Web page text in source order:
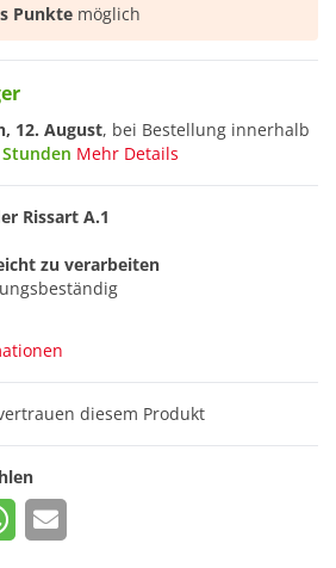
Punkte möglich
12. August, bei Bestellung innerhalb
Mehr Details
Rissart A.1
zu verarbeiten
diesem Produkt